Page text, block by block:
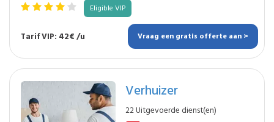
Eligible VIP
Tarif VIP: 42€ /u Vraag een gratis offerte aan >
Verhuizer
22 Uitgevoerde dienst(en)